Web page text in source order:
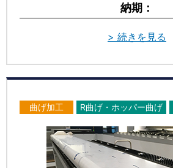
納期：
> 続きを見る
曲げ加工 R曲げ・ホッパー曲げ